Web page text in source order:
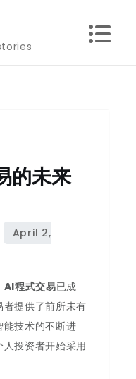
的未来
AI程式交易已成
提供了前所未有
技术的不断进
投资者开始采用